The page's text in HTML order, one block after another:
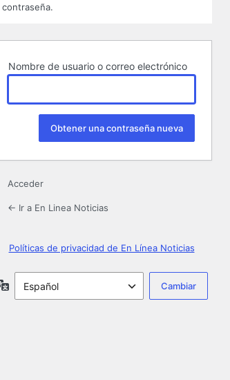
contraseña.
Nombre de usuario o correo electrónico
Acceder
← Ir a En Linea Noticias
Políticas de privacidad de En Línea Noticias
Idioma